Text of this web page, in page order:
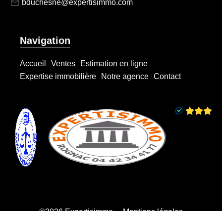
bduchesne@expertisimmo.com
Navigation
Accueil Ventes
Estimation en ligne
Expertise immobilière
Notre agence Contact